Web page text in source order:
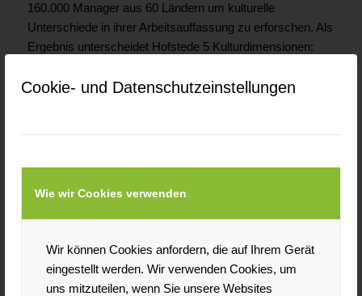
Cookie- und Datenschutzeinstellungen
Wie wir Cookies verwenden
Wir können Cookies anfordern, die auf Ihrem Gerät
eingestellt werden. Wir verwenden Cookies, um
uns mitzuteilen, wenn Sie unsere Websites
160.000 Manager aus 60 Ländern um kulturelle
Unterschiede in ihrer Arbeitsauffassung zu erforschen. Als
Ergebnis unterscheidet Hofstede 5 Kulturdimensionen:
Machtdistanz(Teil 2 der Serie)
Serie).
Ziel der Serie soll es sein, dass Sie am Ende kulturelle
nächsten geschäftlichen Aufeinandertreffen mit
fremden Kulturen in kein Fettnäpfchen mehr treten.